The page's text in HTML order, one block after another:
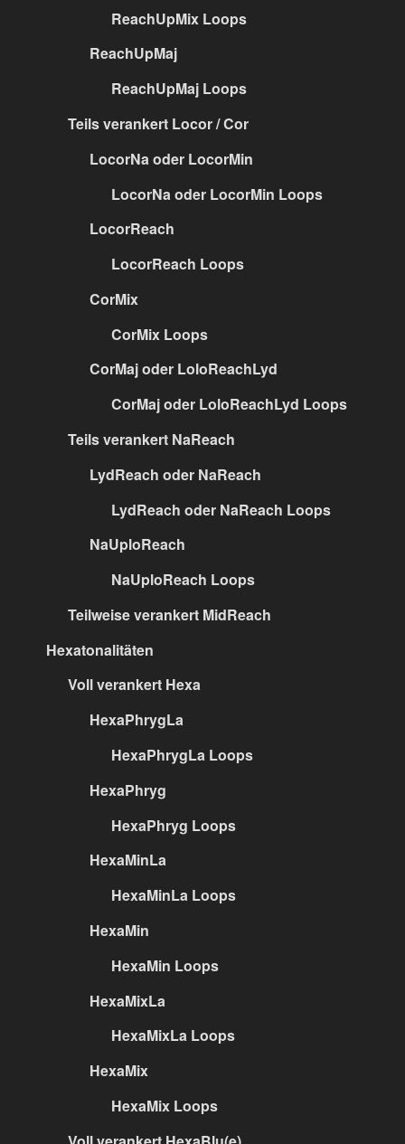
ReachUpMix Loops
ReachUpMaj
ReachUpMaj Loops
Teils verankert Locor / Cor
LocorNa oder LocorMin
LocorNa oder LocorMin Loops
LocorReach
LocorReach Loops
CorMix
CorMix Loops
CorMaj oder LoloReachLyd
CorMaj oder LoloReachLyd Loops
Teils verankert NaReach
LydReach oder NaReach
LydReach oder NaReach Loops
NaUploReach
NaUploReach Loops
Teilweise verankert MidReach
Hexatonalitäten
Voll verankert Hexa
HexaPhrygLa
HexaPhrygLa Loops
HexaPhryg
HexaPhryg Loops
HexaMinLa
HexaMinLa Loops
HexaMin
HexaMin Loops
HexaMixLa
HexaMixLa Loops
HexaMix
HexaMix Loops